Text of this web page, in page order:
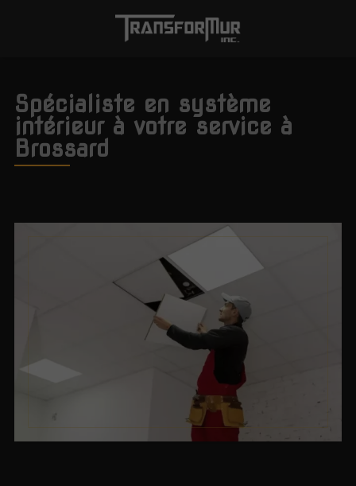
Spécialiste en système
intérieur à votre service à
Brossard